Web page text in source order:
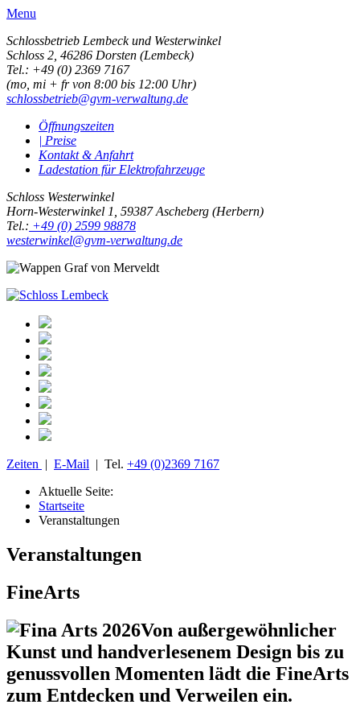
Menu
Schlossbetrieb Lembeck und Westerwinkel
Schloss 2, 46286 Dorsten (Lembeck)
Tel.: +49 (0) 2369 7167
(mo, mi + fr von 8:00 bis 12:00 Uhr)
schlossbetrieb@gvm-verwaltung.de
Öffnungszeiten
| Preise
Kontakt & Anfahrt
Ladestation für Elektrofahrzeuge
Schloss Westerwinkel
Horn-Westerwinkel 1, 59387 Ascheberg (Herbern)
Tel.: +49 (0) 2599 98878
westerwinkel@gvm-verwaltung.de
Zeiten | E-Mail | Tel. +49 (0)2369 7167
Aktuelle Seite:
Startseite
Veranstaltungen
Veranstaltungen
FineArts
Von außergewöhnlicher
Kunst und handverlesenem Design bis zu
genussvollen Momenten lädt die FineArts
zum Entdecken und Verweilen ein.